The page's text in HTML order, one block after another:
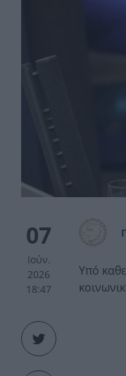
07
Ιούν.
2026
18:47
Υπό